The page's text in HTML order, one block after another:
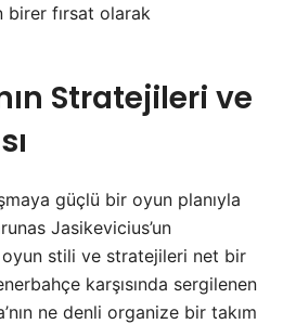
birer fırsat olarak
Stratejileri ve
güçlü bir oyun planıyla
Jasikevicius’un
oyun stili ve stratejileri net bir
karşısında sergilenen
ne denli organize bir takım